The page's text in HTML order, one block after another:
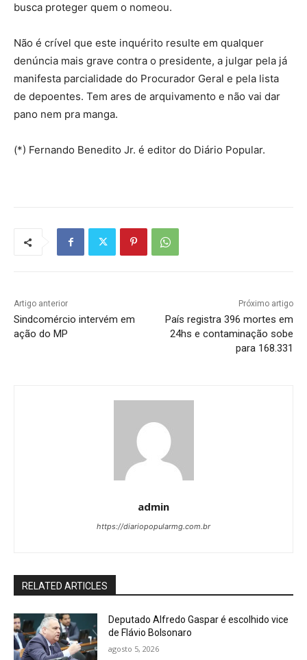
busca proteger quem o nomeou.
Não é crível que este inquérito resulte em qualquer
denúncia mais grave contra o presidente, a julgar pela já
manifesta parcialidade do Procurador Geral e pela lista
de depoentes. Tem ares de arquivamento e não vai dar
pano nem pra manga.
(*) Fernando Benedito Jr. é editor do Diário Popular.
Artigo anterior
Sindcomércio intervém em
ação do MP
Próximo artigo
País registra 396 mortes em
24hs e contaminação sobe
para 168.331
admin
https://diariopopularmg.com.br
RELATED ARTICLES
Deputado Alfredo Gaspar é escolhido vice
de Flávio Bolsonaro
agosto 5, 2026